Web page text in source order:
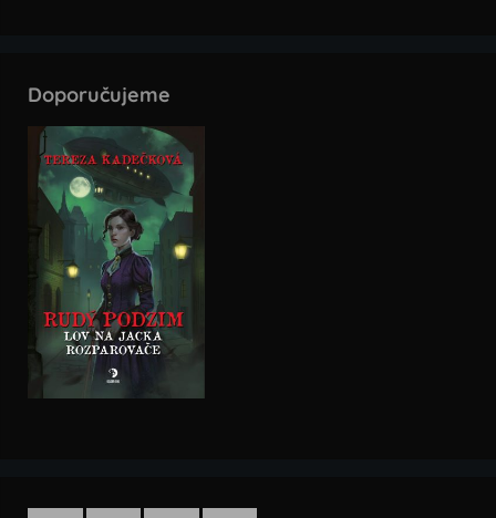
Doporučujeme